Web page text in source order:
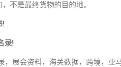
不是最终货物的目的地。
!
录!
，展会资料，海关数据，跨境，亚